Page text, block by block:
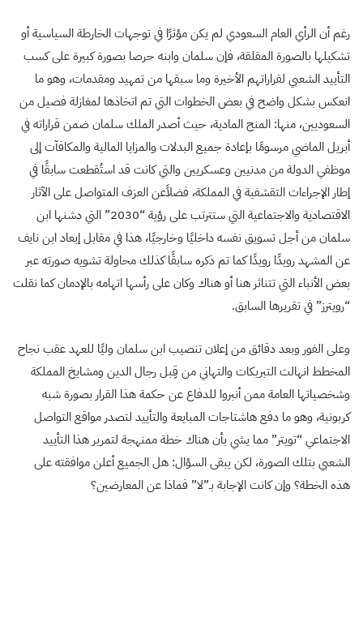
رغم أن الرأي العام السعودي لم يكن مؤثرًا في توجهات الخارطة السياسية أو
تشكيلها بالصورة المقلقة، فإن سلمان وابنه حرصا بصورة كبيرة على كسب
التأييد الشعبي لقراراتهم الأخيرة وما سبقها من تمهيد ومقدمات، وهو ما
انعكس بشكل واضح في بعض الخطوات التي تم اتخاذها لمغازلة فصيل من
السعوديين، منها: المنح المادية، حيث أصدر الملك سلمان ضمن قراراته في
أبريل الماضي مرسومًا بإعادة جميع البدلات والمزايا المالية والمكافآت إلى
موظفي الدولة من مدنيين وعسكريين والتي كانت قد استُقطعت سابقًا في
إطار الإجراءات التقشفية في المملكة، فضلاًعن العزف المتواصل على الآثار
الاقتصادية والاجتماعية التي ستترتب على رؤية “2030” التي دشنها ابن
سلمان من أجل تسويق نفسه داخليًا وخارجيًا، هذا في مقابل إبعاد ابن نايف
عن المشهد رويدًا رويدًا كما تم ذكره سابقًا كذلك محاولة تشويه صورته عبر
بعض الأنباء التي تتناثر هنا أو هناك وكان على رأسها اتهامه بالإدمان كما نقلت
“رويترز” في تقريرها السابق.
وعلى الفور وبعد دقائق من إعلان تنصيب ابن سلمان وليًا للعهد عقب نجاح
المخطط انهالت التبريكات والتهاني من قِبل رجال الدين ومشايخ المملكة
وشخصياتها العامة ممن أنبروا للدفاع عن حكمة هذا القرار بصورة شبه
كربونية، وهو ما دفع هاشتاجات المبايعة والتأييد لتصدر مواقع التواصل
الاجتماعي “تويتر” مما يشي بأن هناك خطة ممنهجة لتمرير هذا التأييد
الشعبي بتلك الصورة، لكن يبقى السؤال: هل الجميع أعلن موافقته على
هذه الخطة؟ وإن كانت الإجابة بـ”لا” فماذا عن المعارضين؟